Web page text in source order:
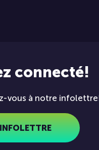
connecté!
vous à notre
INFOLETTRE